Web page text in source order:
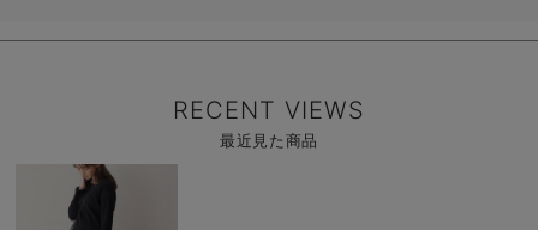
RECENT VIEWS
最近見た商品